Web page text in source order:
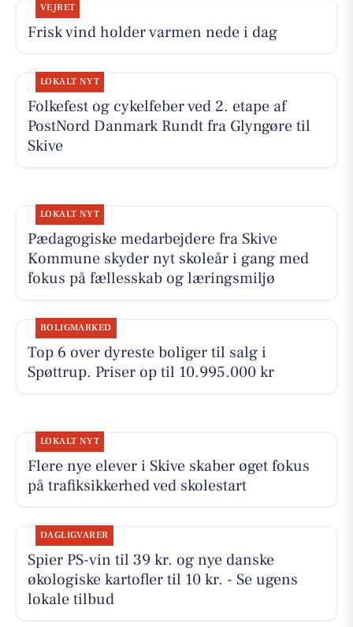
VEJRET
Frisk vind holder varmen nede i dag
LOKALT NYT
Folkefest og cykelfeber ved 2. etape af
PostNord Danmark Rundt fra Glyngøre til
Skive
LOKALT NYT
Pædagogiske medarbejdere fra Skive
Kommune skyder nyt skoleår i gang med
fokus på fællesskab og læringsmiljø
BOLIGMARKED
Top 6 over dyreste boliger til salg i
Spøttrup. Priser op til 10.995.000 kr
LOKALT NYT
Flere nye elever i Skive skaber øget fokus
på trafiksikkerhed ved skolestart
DAGLIGVARER
Spier PS-vin til 39 kr. og nye danske
økologiske kartofler til 10 kr. - Se ugens
lokale tilbud